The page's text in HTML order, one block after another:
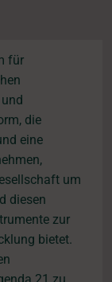
für
die
eine
um
diesen
zur
bietet.